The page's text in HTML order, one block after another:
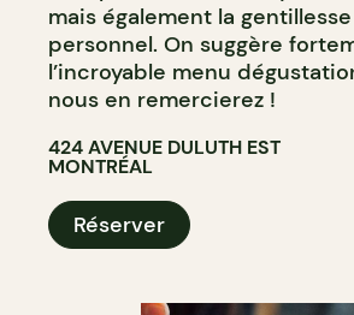
mais également la
personnel. On suggère
l’incroyable menu
nous en remercierez !
424 AVENUE DULUTH EST
MONTRÉAL
Réserver